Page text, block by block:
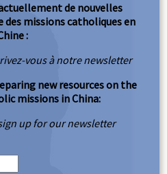
actuellement de nouvelles
des missions catholiques en
:
vous à notre newsletter
new resources on the
missions in China:
up for our newsletter